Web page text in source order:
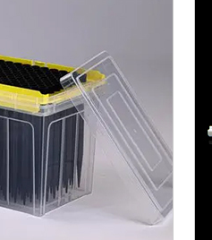
导电吸头